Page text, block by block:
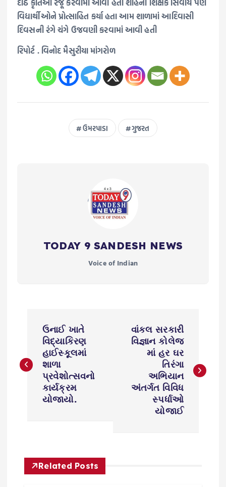
દીઠ કૃતિઓ રજૂ કરવામાં આવી હતી શાહના શિક્ષક સિવાય પણ
વિદ્યાર્થીઓને પ્રોત્સાહિત કર્યા હતા આમ શાળામાં આદિવાસી
દિવસની રંગે ચંગે ઉજવણી કરવામાં આવી હતી
રિપોર્ટ . વિનોદ મૈસુરીયા માંગરોળ
ઉમરપાડા ગુજરત
TODAY 9 SANDESH NEWS
Voice of Indian
s
v
ઉનાઈ ખાતે
વિદ્યાકિરણ
હાઈસ્કૂલમાં
શાળા
પ્રવેશોત્સવનો
કાર્યક્રમ
યોજાયો.
વાંકલ સરકારી
વિજ્ઞાન કોલેજ
માં હર ઘર
તિરંગા
અભિયાન
અંતર્ગત વિવિધ
સ્પર્ધાઓ
યોજાઈ
Related Posts